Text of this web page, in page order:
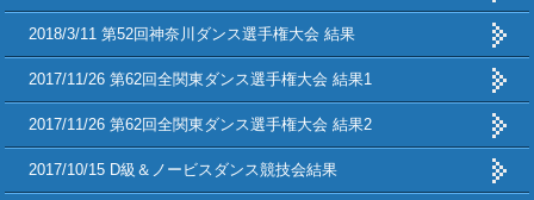
2018/3/11 第52回神奈川ダンス選手権大会 結果
2017/11/26 第62回全関東ダンス選手権大会 結果1
2017/11/26 第62回全関東ダンス選手権大会 結果2
2017/10/15 D級＆ノービスダンス競技会結果